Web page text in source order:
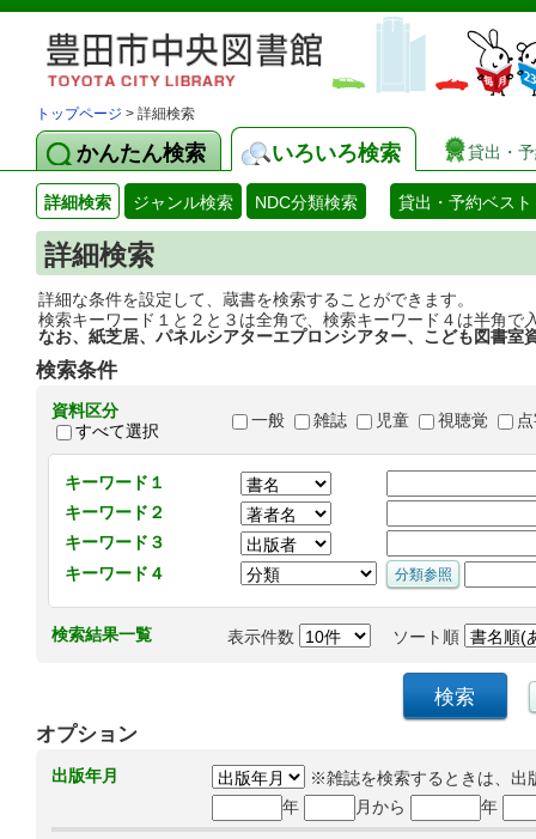
トップページ > 詳細検索
かんたん検索 いろいろ検索 貸出・
詳細検索 ジャンル検索 NDC分類検索 貸出・予約ベスト
詳細検索
詳細な条件を設定して、蔵書を検索することができます。
検索キーワード１と２と３は全角で、検索キーワード４は半角で
なお、紙芝居、パネルシアターエプロンシアター、こども図書室
検索条件
資料区分
すべて選択
一般 雑誌 児童 視聴覚
キーワード１
キーワード２
キーワード３
キーワード４
検索結果一覧 表示件数 ソート順
オプション
出版年月
※雑誌を検索するときは、出
年
月から 年